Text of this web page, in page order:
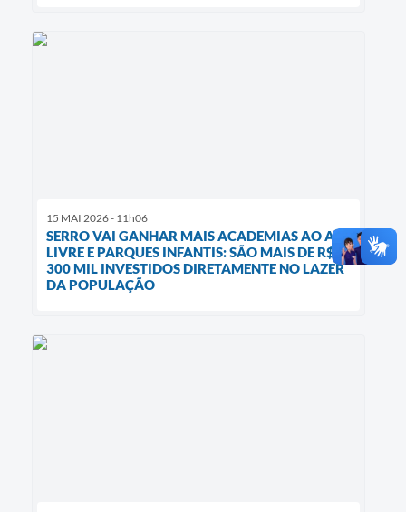
15 MAI 2026 - 11h06
SERRO VAI GANHAR MAIS ACADEMIAS AO AR
LIVRE E PARQUES INFANTIS: SÃO MAIS DE R$
300 MIL INVESTIDOS DIRETAMENTE NO LAZER
DA POPULAÇÃO